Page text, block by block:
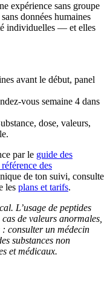
expérience sans groupe
données humaines
individuelles — et elles
avant le début, panel
vous semaine 4 dans
dose, valeurs,
par le guide des
des
de ton suivi, consulte
les plans et tarifs.
L’usage de peptides
de valeurs anormales,
: consulter un médecin
substances non
et médicaux.